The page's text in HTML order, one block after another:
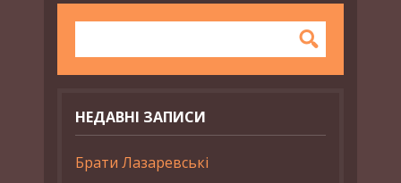
НЕДАВНІ ЗАПИСИ
Брати Лазаревські